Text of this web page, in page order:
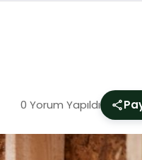
0 Yorum Yapıldı